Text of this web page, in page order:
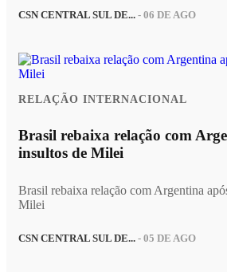
CSN CENTRAL SUL DE... - 06 DE AGO
RELAÇÃO INTERNACIONAL
Brasil rebaixa relação com
insultos de Milei
Brasil rebaixa relação com Argentina
Milei
CSN CENTRAL SUL DE... - 05 DE AGO